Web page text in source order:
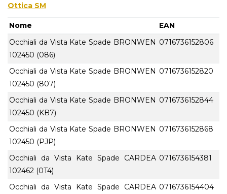
Ottica SM
Nome
EAN
Occhiali da Vista Kate Spade BRONWEN
102450 (086)
0716736152806
Occhiali da Vista Kate Spade BRONWEN
102450 (807)
0716736152820
Occhiali da Vista Kate Spade BRONWEN
102450 (KB7)
0716736152844
Occhiali da Vista Kate Spade BRONWEN
102450 (PJP)
0716736152868
Occhiali da Vista Kate Spade CARDEA
102462 (0T4)
0716736154381
Occhiali da Vista Kate Spade CARDEA 0716736154404